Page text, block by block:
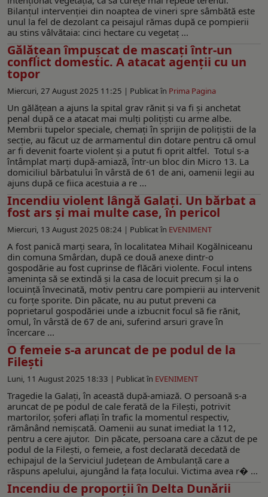
Bilanțul intervenției din noaptea de vineri spre sâmbătă este
unul la fel de dezolant ca peisajul rămas după ce pompierii
au stins vâlvătaia: cinci hectare cu vegetaț ...
Gălățean împușcat de mascați într-un
conflict domestic. A atacat agenții cu un
topor
Miercuri, 27 August 2025 11:25 | Publicat în Prima Pagina
Un gălățean a ajuns la spital grav rănit și va fi și anchetat
penal după ce a atacat mai mulți polițiști cu arme albe.
Membrii tupelor speciale, chemați în sprijin de polițiștii de la
secție, au făcut uz de armamentul din dotare pentru că omul
ar fi devenit foarte violent și a putut fi oprit altfel. Totul s-a
întâmplat marți după-amiază, într-un bloc din Micro 13. La
domiciliul bărbatului în vârstă de 61 de ani, oamenii legii au
ajuns după ce fiica acestuia a re ...
Incendiu violent lângă Galați. Un bărbat a
fost ars și mai multe case, în pericol
Miercuri, 13 August 2025 08:24 | Publicat în EVENIMENT
A fost panică marți seara, în localitatea Mihail Kogălniceanu
din comuna Smârdan, după ce două anexe dintr-o
gospodărie au fost cuprinse de flăcări violente. Focul intens
amenința să se extindă și la casa de locuit precum și la o
locuință învecinată, motiv pentru care pompierii au intervenit
cu forțe sporite. Din păcate, nu au putut preveni ca
poprietarul gospodăriei unde a izbucnit focul să fie rănit,
omul, în vârstă de 67 de ani, suferind arsuri grave în
încercare ...
O femeie s-a aruncat de pe podul de la
Fileşti
Luni, 11 August 2025 18:33 | Publicat în EVENIMENT
Tragedie la Galaţi, în această după-amiază. O persoană s-a
aruncat de pe podul de cale ferată de la Fileşti, potrivit
martorilor, şoferi aflaţi în trafic la momentul respectiv,
rămânând nemişcată. Oamenii au sunat imediat la 112,
pentru a cere ajutor. Din păcate, persoana care a căzut de pe
podul de la Filești, o femeie, a fost declarată decedată de
echipajul de la Serviciul Județean de Ambulanță care a
răspuns apelului, ajungând la fața locului. Victima avea r� ...
Incendiu de proporții în Delta Dunării